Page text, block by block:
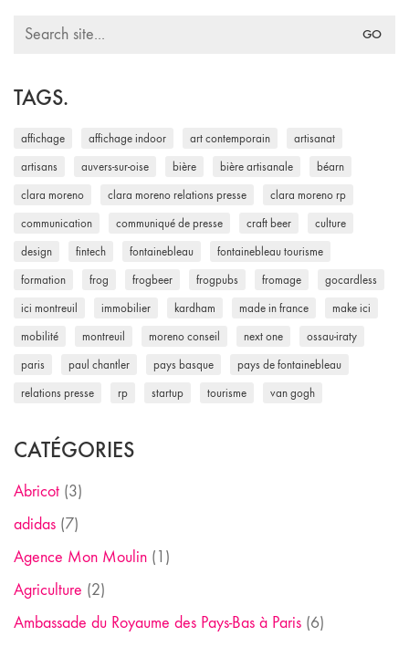
Search
TAGS.
affichage affichage indoor art contemporain artisanat
artisans auvers-sur-oise bière bière artisanale béarn
clara moreno clara moreno relations presse clara moreno rp
communication communiqué de presse craft beer culture
design fintech fontainebleau fontainebleau tourisme
formation frog frogbeer frogpubs fromage gocardless
ici montreuil immobilier kardham made in france make ici
mobilité montreuil moreno conseil next one ossau-iraty
paris paul chantler pays basque pays de fontainebleau
relations presse rp startup tourisme van gogh
CATÉGORIES
Abricot (3)
adidas (7)
Agence Mon Moulin (1)
Agriculture (2)
Ambassade du Royaume des Pays-Bas à Paris (6)